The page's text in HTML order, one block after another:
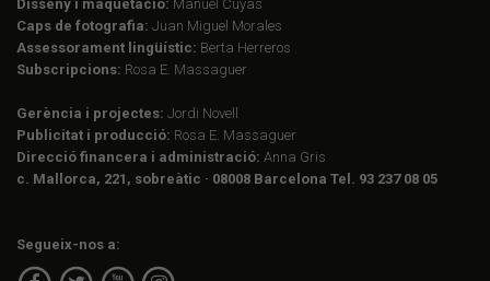
Disseny i maquetació: Manuel Cuyàs
Caps de fotografia: Juan Miguel Morales
Assessorament lingüístic: Berta Herreros
Subscripcions: Rosa E. Massaguer
Gerència i projectes: Jordi Novell
Publicitat i producció: Rosa E. Massaguer
Direcció financera i administració: Anna Gris
c. Mallorca, 221, sobreàtic · 08008 Barcelona Tel. 93 237 08 05
Segueix-nos a: